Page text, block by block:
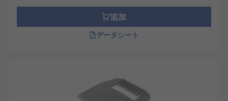
追加
データシート